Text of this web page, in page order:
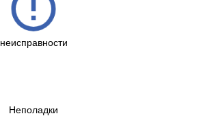
неисправности
Неполадки